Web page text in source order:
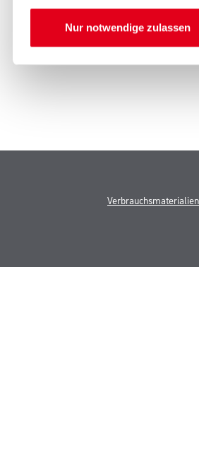
Nur notwendige zulassen
Erkunden Sie in
Verbrauchsmaterialien